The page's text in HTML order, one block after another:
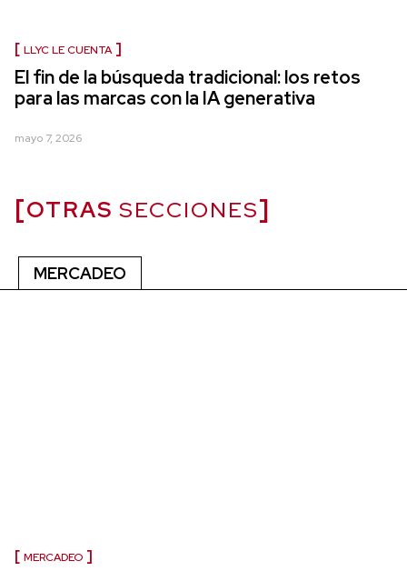
LLYC LE CUENTA
El fin de la búsqueda tradicional: los retos
para las marcas con la IA generativa
mayo 7, 2026
OTRAS SECCIONES
MERCADEO
MERCADEO